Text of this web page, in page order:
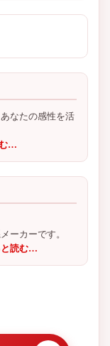
なたの感性を活
…
ーカーです。
読む…